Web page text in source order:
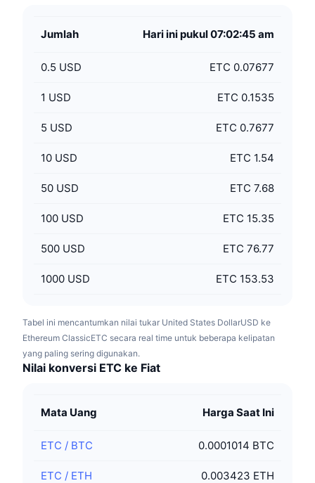
Jumlah Hari ini pukul 07:02:45 am
0.5 USD ETC 0.07677
1 USD ETC 0.1535
5 USD ETC 0.7677
10 USD ETC 1.54
50 USD ETC 7.68
100 USD ETC 15.35
500 USD ETC 76.77
1000 USD ETC 153.53
Tabel ini mencantumkan nilai tukar United States DollarUSD ke
Ethereum ClassicETC secara real time untuk beberapa kelipatan
yang paling sering digunakan.
Nilai konversi ETC ke Fiat
Mata Uang Harga Saat Ini
ETC / BTC 0.0001014 BTC
ETC / ETH 0.003423 ETH